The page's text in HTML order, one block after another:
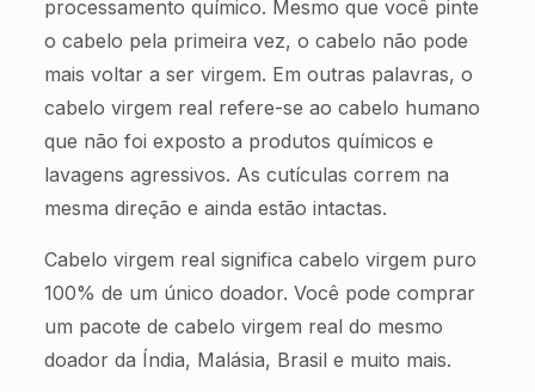
processamento químico. Mesmo que você pinte
o cabelo pela primeira vez, o cabelo não pode
mais voltar a ser virgem. Em outras palavras, o
cabelo virgem real refere-se ao cabelo humano
que não foi exposto a produtos químicos e
lavagens agressivos. As cutículas correm na
mesma direção e ainda estão intactas.
Cabelo virgem real significa cabelo virgem puro
100% de um único doador. Você pode comprar
um pacote de cabelo virgem real do mesmo
doador da Índia, Malásia, Brasil e muito mais.